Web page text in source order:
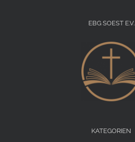
EBG SOEST E.V.
KATEGORIEN